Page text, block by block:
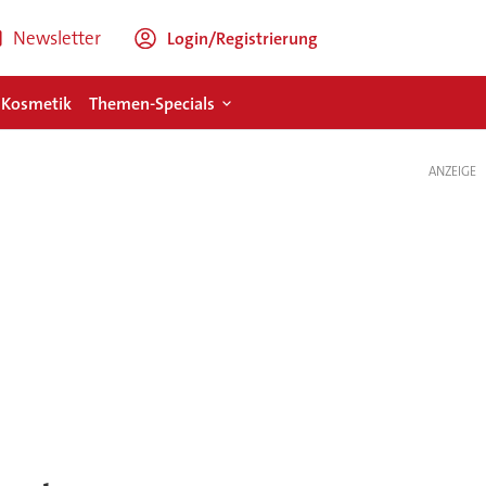
Newsletter Login/Registrierung
Themen-Specials
ANZEIGE